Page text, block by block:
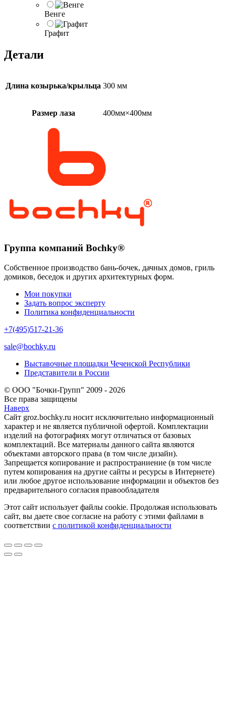
Венге
Графит
Детали
Длина козырька/крыльца 300 мм
Размер лаза 400мм×400мм
Группа компаний Bochky®
Собственное производство бань-бочек, дачных домов, гриль
домиков, беседок и других архитектурных форм.
Мои покупки
Задать вопрос эксперту
Политика конфиденциальности
+7(495)517-21-36
sale@bochky.ru
Выставочные площадки Чеченской Республики
Представители в России
© ООО "Бочки-Групп" 2009 - 2026
Все права защищены
Наверх
Сайт groz.bochky.ru носит исключительно информационный
характер и не является публичной офертой. Комплектации
изделий на фотографиях могут отличаться от базовых
комплектаций. Все материалы данного сайта являются
объектами авторского права (в том числе дизайн).
Запрещается копирование и распространиение (в том числе
путем копирования на другие сайты и ресурсы в Интернете)
или любое другое использование информации и объектов без
предварительного согласия правообладателя
Этот сайт использует файлы cookie. Продолжая использовать
сайт, вы даете свое согласие на работу с этими файлами в
соответствии с политикой конфиденциальности